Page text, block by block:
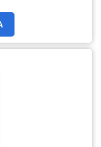
friendly para
durabilidade e
ganha cada
produção desse
e resulta
quando